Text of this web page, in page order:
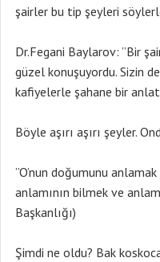
şairler bu tip şeyleri
Dr.Fegani Baylarov: ”Bir
güzel konuşuyordu. Sizin
kafiyelerle şahane bir
Böyle aşırı aşırı şeyler.
”O’nun doğumunu
anlamının bilmek ve
Başkanlığı)
Şimdi ne oldu? Bak